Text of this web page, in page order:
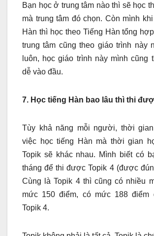
Bạn học ở trung tâm nào thì sẽ học
mà trung tâm đó chọn. Còn mình
Hàn thì học theo Tiếng Hàn tổng
trung tâm cũng theo giáo trình này
luôn, học giáo trình này mình cũng
dễ vào đầu.
7. Học tiếng Hàn bao lâu thì thi
Tùy khả năng mỗi người, thời
việc học tiếng Hàn mà thời gian
Topik sẽ khác nhau. Mình biết có
tháng để thi được Topik 4 (được
Cùng là Topik 4 thì cũng có nhiều
mức 150 điểm, có mức 188 điểm
Topik 4.